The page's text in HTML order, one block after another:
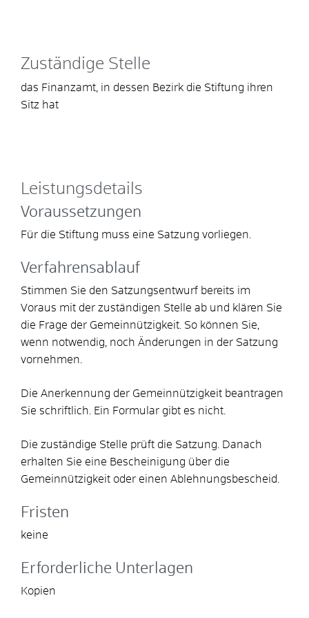
Zuständige Stelle
das Finanzamt, in dessen Bezirk die Stiftung ihren
Sitz hat
Leistungsdetails
Voraussetzungen
Für die Stiftung muss eine Satzung vorliegen.
Verfahrensablauf
Stimmen Sie den Satzungsentwurf bereits im
Voraus mit der zuständigen Stelle ab und klären Sie
die Frage der Gemeinnützigkeit. So können Sie,
wenn notwendig, noch Änderungen in der Satzung
vornehmen.
Die Anerkennung der Gemeinnützigkeit beantragen
Sie schriftlich.
Ein Formular gibt es nicht.
Die zuständige Stelle prüft die Satzung. Danach
erhalten Sie eine Bescheinigung über die
Gemeinnützigkeit oder einen Ablehnungsbescheid.
Fristen
keine
Erforderliche Unterlagen
Kopien